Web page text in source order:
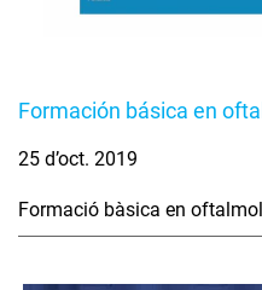
Formación básica en
25 d’oct. 2019
Formació bàsica en